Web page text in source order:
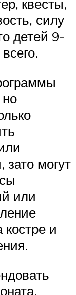
квесты,
силу
детей 9-
зато могут
или
костре и